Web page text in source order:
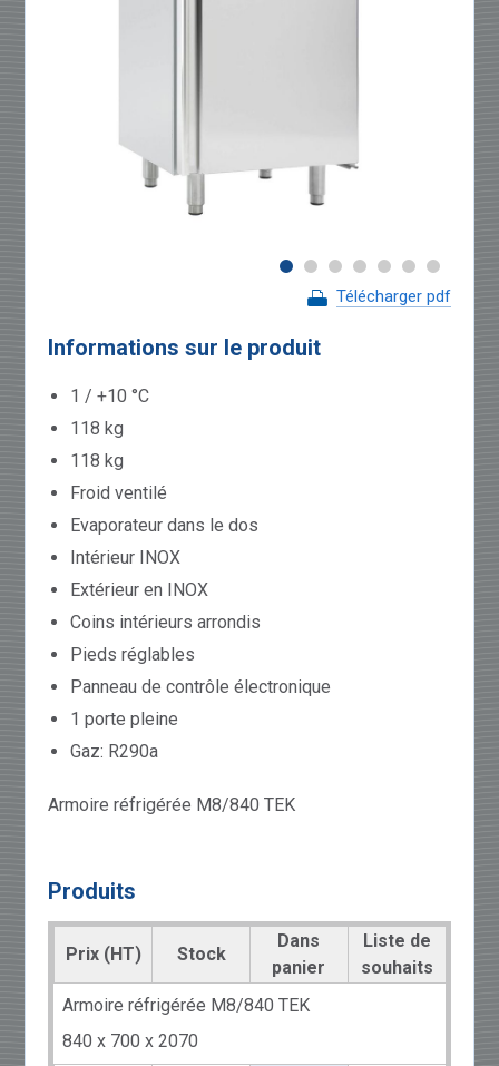
Télécharger pdf
Informations sur le produit
1 / +10 °C
118 kg
118 kg
Froid ventilé
Evaporateur dans le dos
Intérieur INOX
Extérieur en INOX
Coins intérieurs arrondis
Pieds réglables
Panneau de contrôle électronique
1 porte pleine
Gaz: R290a
Armoire réfrigérée M8/840 TEK
Produits
Prix (HT) Stock
Dans
panier
Liste de
souhaits
Armoire réfrigérée M8/840 TEK
840 x 700 x 2070